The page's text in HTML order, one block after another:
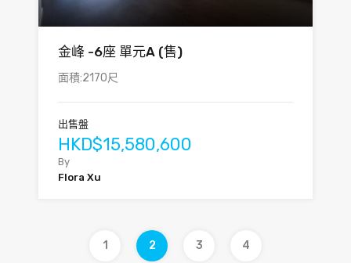
金峰 -6座 單元A (售)
面積:2170尺
出售盤
HKD$15,580,600
By
Flora Xu
1 2 3 4